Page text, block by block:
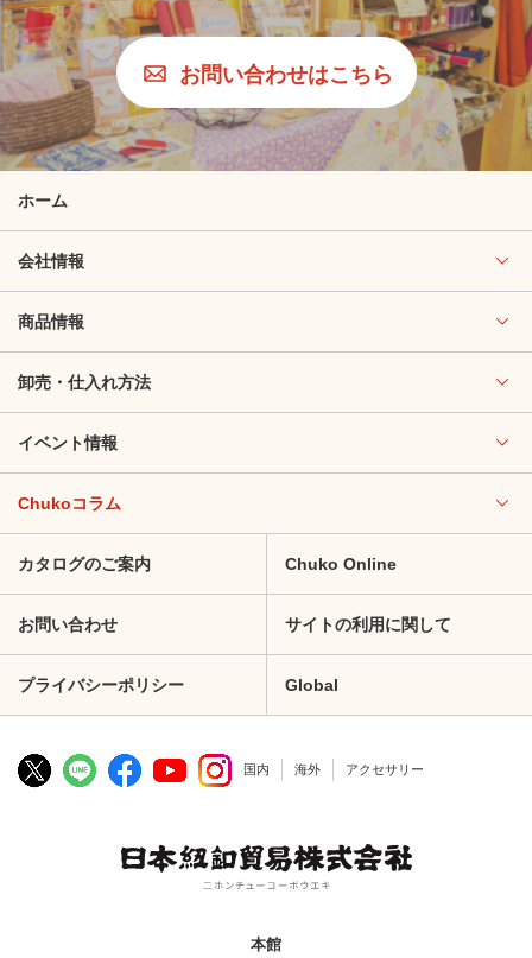
お問い合わせはこちら
ホーム
会社情報
商品情報
卸売・仕入れ方法
イベント情報
Chukoコラム
カタログのご案内 Chuko Online
お問い合わせ サイトの利用に関して
プライバシーポリシー Global
国内 海外 アクセサリー
本館